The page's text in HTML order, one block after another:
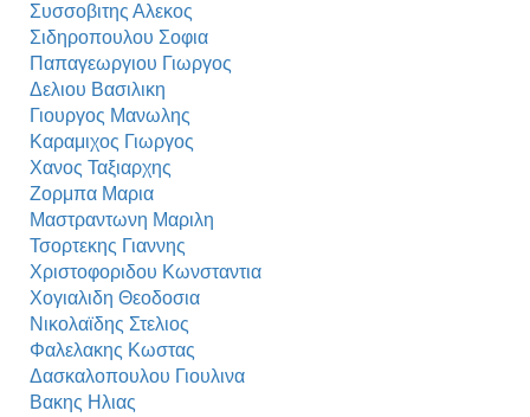
Συσσοβιτης Αλεκος
Σιδηροπουλου Σοφια
Παπαγεωργιου Γιωργος
Δελιου Βασιλικη
Γιουργος Μανωλης
Καραμιχος Γιωργος
Χανος Ταξιαρχης
Ζορμπα Μαρια
Μαστραντωνη Μαριλη
Τσορτεκης Γιαννης
Χριστοφοριδου Κωνσταντια
Χογιαλιδη Θεοδοσια
Νικολαϊδης Στελιος
Φαλελακης Κωστας
Δασκαλοπουλου Γιουλινα
Βακης Ηλιας